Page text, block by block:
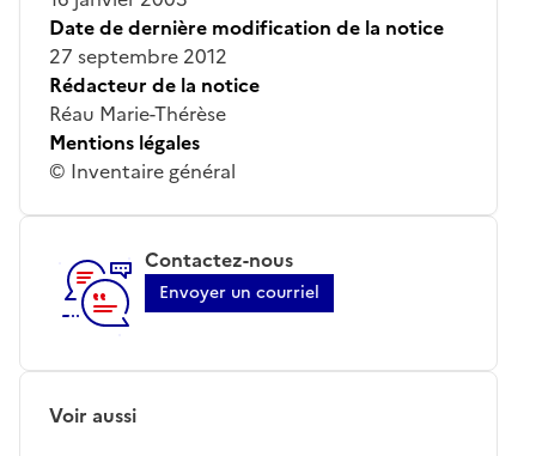
Date de dernière modification de la notice
27 septembre 2012
Rédacteur de la notice
Réau Marie-Thérèse
Mentions légales
© Inventaire général
Contactez-nous
Envoyer un courriel
Voir aussi